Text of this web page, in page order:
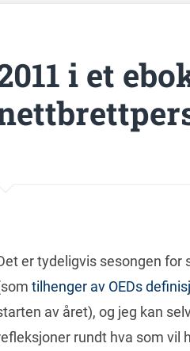
i et
er tydeligvis sesongen
tilhenger av OEDs
av året), og jeg kan
rundt hva som vil